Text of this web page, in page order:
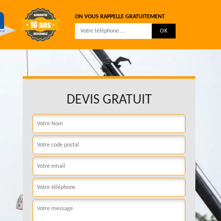
ON VOUS RAPPELLE GRATUITEMENT
DEVIS GRATUIT